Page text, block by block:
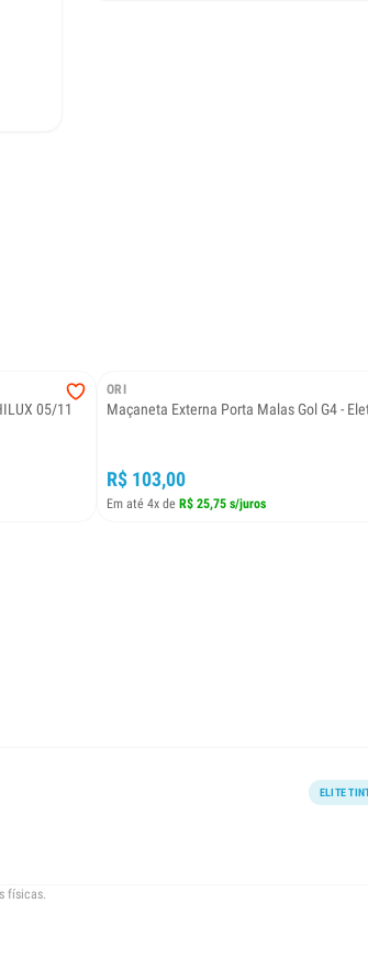
05/11
ORI
Maçaneta Externa Porta Malas Gol G4 -
R$ 103,00
Em até 4x de R$ 25,75 s/juros
ELITE
físicas.